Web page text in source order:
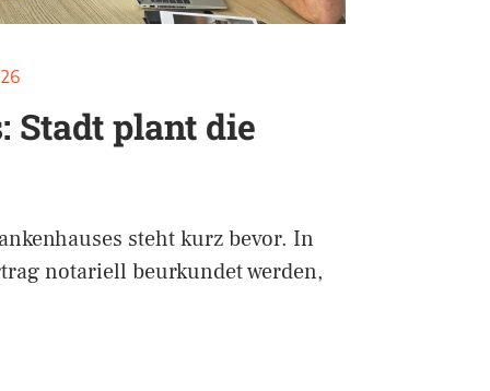
Stadt plant die
steht kurz bevor. In
notariell beurkundet werden,